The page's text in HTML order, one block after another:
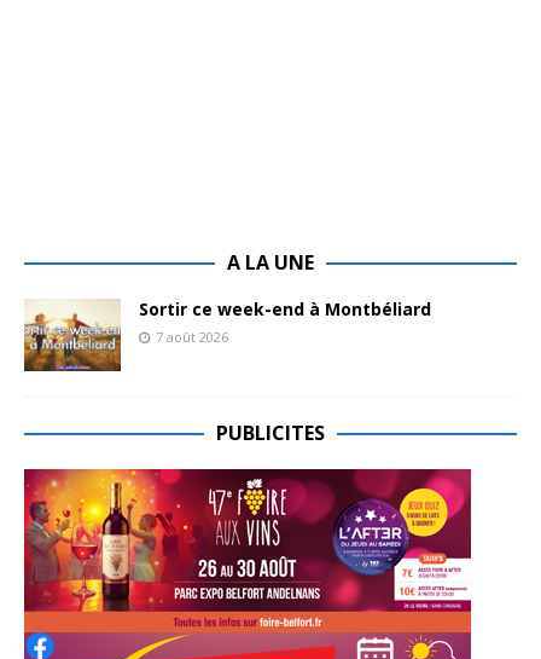
A LA UNE
Sortir ce week-end à Montbéliard
7 août 2026
PUBLICITES